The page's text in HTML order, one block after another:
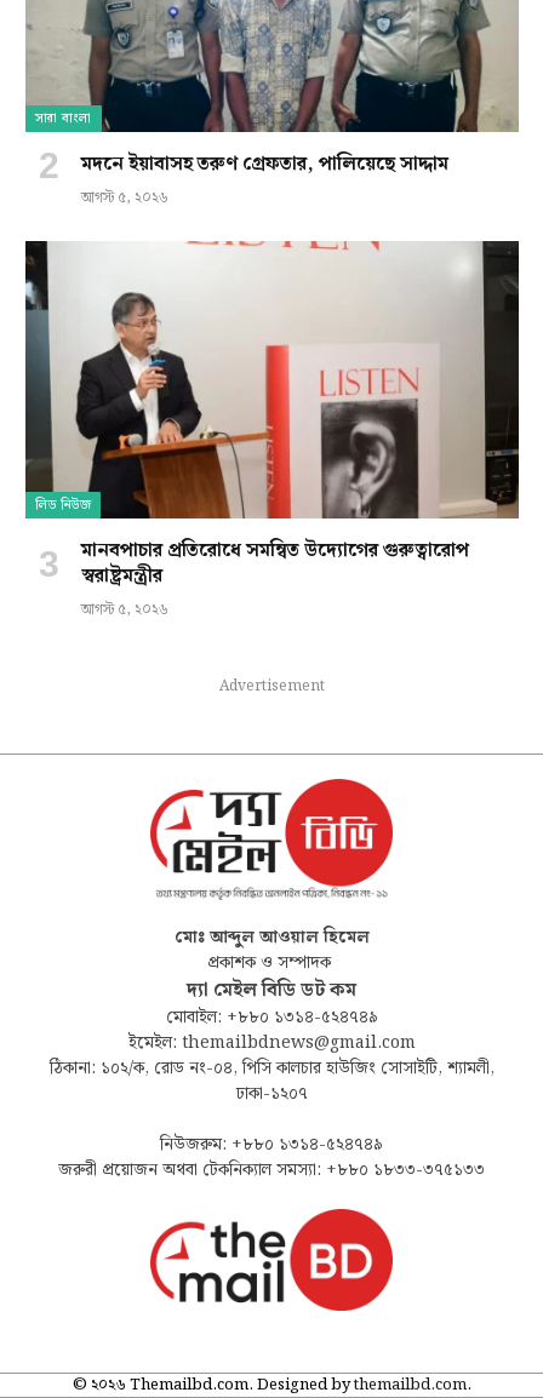
সারা বাংলা
মদনে ইয়াবাসহ তরুণ গ্রেফতার, পালিয়েছে সাদ্দাম
আগস্ট ৫, ২০২৬
লিড নিউজ
মানবপাচার প্রতিরোধে সমন্বিত উদ্যোগের গুরুত্বারোপ
স্বরাষ্ট্রমন্ত্রীর
আগস্ট ৫, ২০২৬
Advertisement
মোঃ আব্দুল আওয়াল হিমেল
প্রকাশক ও সম্পাদক
দ্যা মেইল বিডি ডট কম
মোবাইল: +৮৮০ ১৩১৪-৫২৪৭৪৯
ইমেইল: themailbdnews@gmail.com
ঠিকানা: ১০২/ক, রোড নং-০৪, পিসি কালচার হাউজিং সোসাইটি, শ্যামলী,
ঢাকা-১২০৭
নিউজরুম: +৮৮০ ১৩১৪-৫২৪৭৪৯
জরুরী প্রয়োজন অথবা টেকনিক্যাল সমস্যা: +৮৮০ ১৮৩৩-৩৭৫১৩৩
© ২০২৬ Themailbd.com. Designed bythemailbd.com.